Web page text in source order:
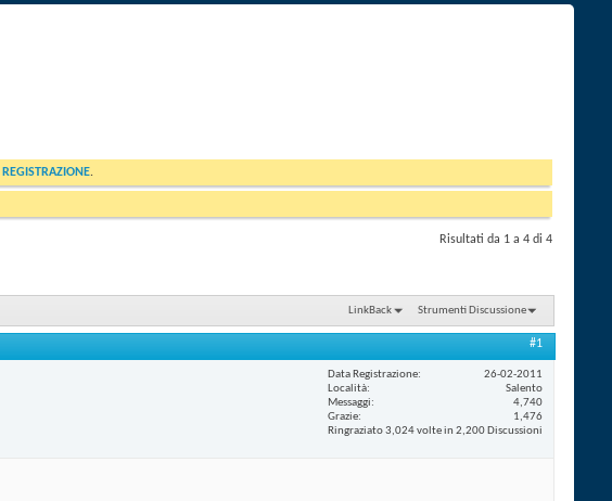
REGISTRAZIONE.
Risultati da 1 a 4 di 4
LinkBack Strumenti Discussione
#1
Data Registrazione
26-02-2011
Località
Salento
Messaggi
4,740
Grazie
1,476
Ringraziato 3,024 volte in 2,200 Discussioni